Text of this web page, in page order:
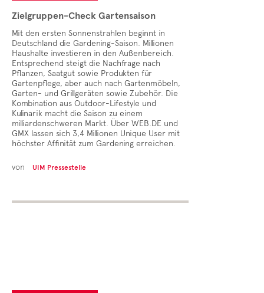
Zielgruppen-Check Gartensaison
Mit den ersten Sonnenstrahlen beginnt in
Deutschland die Gardening-Saison. Millionen
Haushalte investieren in den Außenbereich.
Entsprechend steigt die Nachfrage nach
Pflanzen, Saatgut sowie Produkten für
Gartenpflege, aber auch nach Gartenmöbeln,
Garten- und Grillgeräten sowie Zubehör. Die
Kombination aus Outdoor-Lifestyle und
Kulinarik macht die Saison zu einem
milliardenschweren Markt. Über WEB.DE und
GMX lassen sich 3,4 Millionen Unique User mit
höchster Affinität zum Gardening erreichen.
von UIM Pressestelle